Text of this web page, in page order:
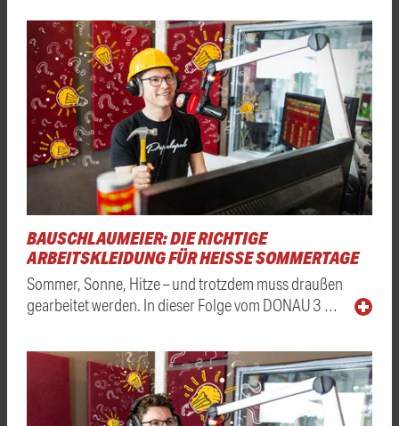
BAUSCHLAUMEIER: DIE RICHTIGE
ARBEITSKLEIDUNG FÜR HEISSE SOMMERTAGE
Sommer, Sonne, Hitze – und trotzdem muss draußen
gearbeitet werden. In dieser Folge vom DONAU 3 …